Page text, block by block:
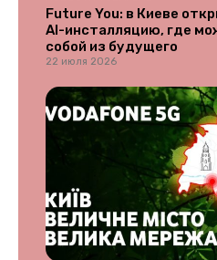
Future You: в Киеве
AI-инсталляцию, где
собой из будущего
22 июля 2026